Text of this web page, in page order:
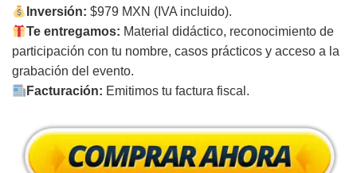
Inversión: $979 MXN (IVA incluido).
Te entregamos: Material didáctico, reconocimiento de
participación con tu nombre, casos prácticos y acceso a la
grabación del evento.
Facturación: Emitimos tu factura fiscal.